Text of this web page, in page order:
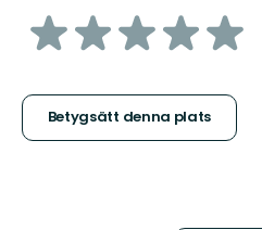
av
stjärnor
Betygsätt denna plats